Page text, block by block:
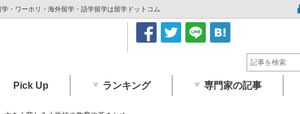
・ワーホリ・海外留学・語学留学は留学ドットコム
Pick Up ランキング 専門家の記事